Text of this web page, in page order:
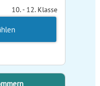
10. - 12. Klasse